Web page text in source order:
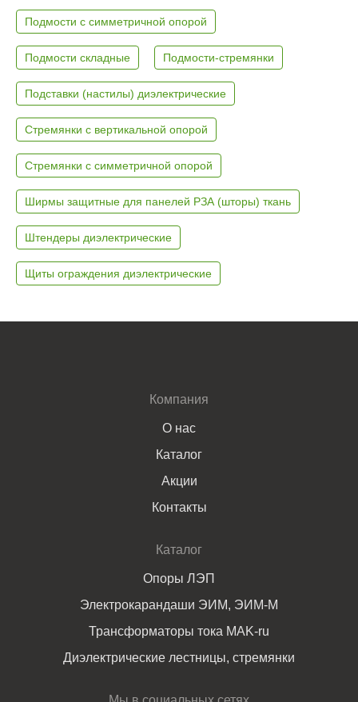
Подмости с симметричной опорой
Подмости складные Подмости-стремянки
Подставки (настилы) диэлектрические
Стремянки с вертикальной опорой
Стремянки с симметричной опорой
Ширмы защитные для панелей РЗА (шторы) ткань
Штендеры диэлектрические
Щиты ограждения диэлектрические
Компания
О нас
Каталог
Акции
Контакты
Каталог
Опоры ЛЭП
Электрокарандаши ЭИМ, ЭИМ-М
Трансформаторы тока MAK-ru
Диэлектрические лестницы, стремянки